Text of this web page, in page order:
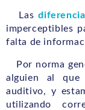
Las
imperceptibles
falta de
Por norma
alguien al que
auditivo, y
utilizando